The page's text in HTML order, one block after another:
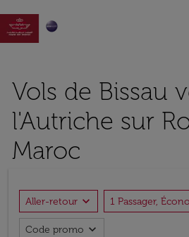

Vols de Bissau
l'Autriche sur
Maroc
Aller-retour expand_more 1 Passager,
Code promo expand_more